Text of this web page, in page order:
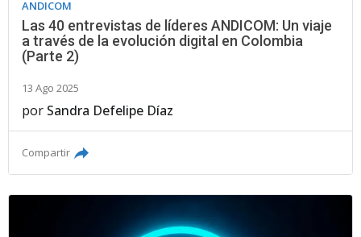
ANDICOM
Las 40 entrevistas de líderes ANDICOM: Un viaje
a través de la evolución digital en Colombia
(Parte 2)
13 Ago 2025
por Sandra Defelipe Díaz
Compartir